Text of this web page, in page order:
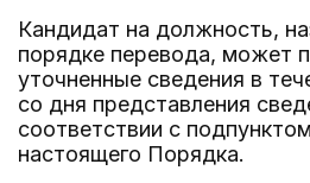
Кандидат на должность,
порядке перевода, может
уточненные сведения в
со дня представления
соответствии с
настоящего Порядка.